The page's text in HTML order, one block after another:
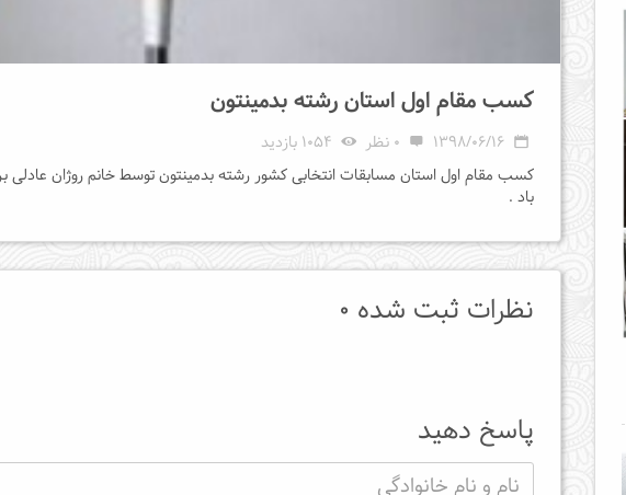
کسب مقام اول استان رشته بدمینتون
1398/06/16 0 نظر
1054 بازدید
کسب مقام اول استان مسابقات انتخابی کشور رشته بدمینتون توسط خانم روژان عادلی
باد .
نظرات ثبت شده 0
پاسخ دهید